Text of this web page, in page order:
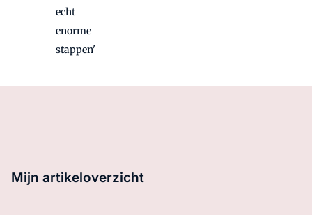
echt
enorme
stappen'
Mijn artikeloverzicht